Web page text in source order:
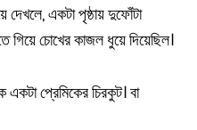
দেখলে, একটা পৃষ্ঠায় দুফোঁটা
চোখের কাজল ধুয়ে দিয়েছিল।
প্রেমিকের চিরকুট। বা